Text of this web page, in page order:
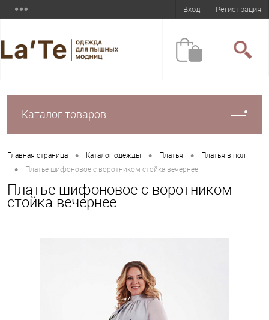
Вход Регистрация
Каталог товаров
Главная страница • Каталог одежды • Платья • Платья в пол
• Платье шифоновое с воротником стойка вечернее
Платье шифоновое с воротником
стойка вечернее